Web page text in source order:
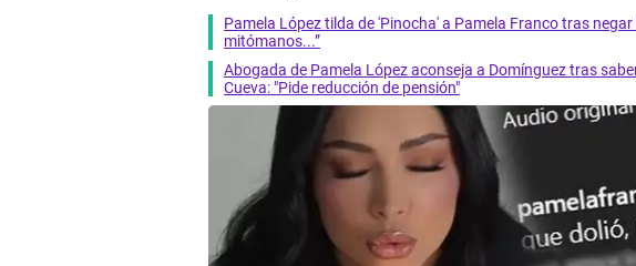
Pamela López tilda de 'Pinocha' a Pamela Franco tras
mitómanos...”
Abogada de Pamela López aconseja a Domínguez tras
Cueva: "Pide reducción de pensión"